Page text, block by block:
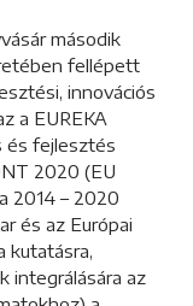
második
fellépett
innovációs
a EUREKA
és fejlesztés
2020 (EU
2014 – 2020
és az Európai
kutatásra,
integrálására az